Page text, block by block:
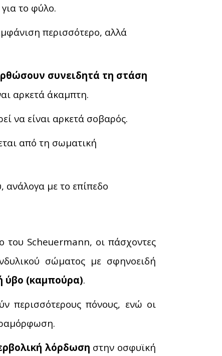
το φύλο.
περισσότερο, αλλά
συνειδητά τη στάση
αρκετά άκαμπτη.
να είναι αρκετά σοβαρός.
από τη σωματική
με το επίπεδο
του Scheuermann, οι πάσχοντες
σώματος με σφηνοειδή
ύβο (καμπούρα).
περισσότερους πόνους, ενώ οι
λόρδωση στην οσφυϊκή